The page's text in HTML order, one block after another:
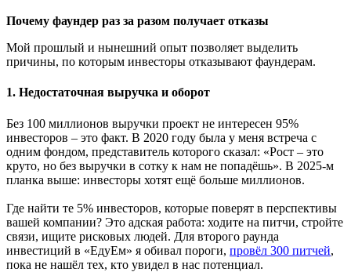
Почему фаундер раз за разом получает отказы
Мой прошлый и нынешний опыт позволяет выделить
причины, по которым инвесторы отказывают фаундерам.
1. Недостаточная выручка и оборот
Без 100 миллионов выручки проект не интересен 95%
инвесторов – это факт. В 2020 году была у меня встреча с
одним фондом, представитель которого сказал: «Рост – это
круто, но без выручки в сотку к нам не попадёшь». В 2025-м
планка выше: инвесторы хотят ещё больше миллионов.
Где найти те 5% инвесторов, которые поверят в перспективы
вашей компании? Это адская работа: ходите на питчи, стройте
связи, ищите рисковых людей. Для второго раунда
инвестиций в «ЕдуЕм» я обивал пороги, провёл 300 питчей,
пока не нашёл тех, кто увидел в нас потенциал.